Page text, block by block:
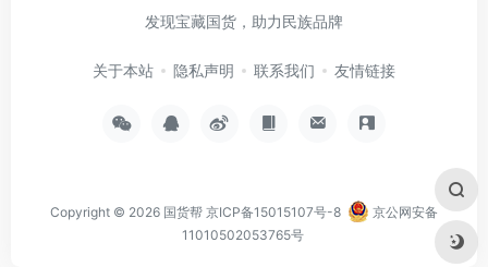
发现宝藏国货，助力民族品牌
关于本站 隐私声明 联系我们 友情链接
Copyright © 2026 国货帮 京ICP备15015107号-8
京公网安备
11010502053765号